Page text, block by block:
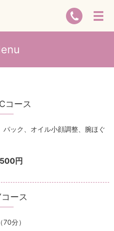
コース
ック、オイル小顔調整、腕ほぐ
円
ース
分）